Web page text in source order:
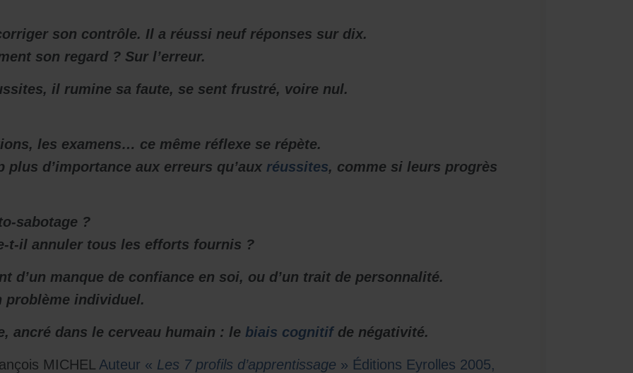
son contrôle. Il a réussi neuf réponses sur dix.
son regard ? Sur l’erreur.
il rumine sa faute, se sent frustré, voire nul.
les examens… ce même réflexe se répète.
d’importance aux erreurs qu’aux réussites, comme si leurs progrès
sabotage ?
t-il annuler tous les efforts fournis ?
d’un manque de confiance en soi, ou d’un trait de personnalité.
problème individuel.
ancré dans le cerveau humain : le biais cognitifde négativité.
MICHEL Auteur « Les 7 profils d’apprentissage » Éditions Eyrolles 2005,